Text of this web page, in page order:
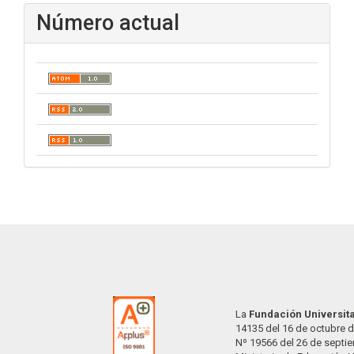
Número actual
La Fundación
14135 del 16 de octubre
Nº 19566 del 26 de